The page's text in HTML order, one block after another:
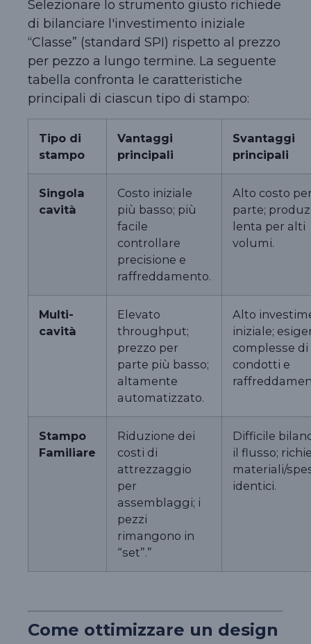
Selezionare lo strumento giusto richiede
di bilanciare l'investimento iniziale
“Classe” (standard SPI) rispetto al prezzo
per pezzo a lungo termine. La seguente
tabella confronta le caratteristiche
principali di ciascun tipo di stampo:
Tipo di
stampo
Vantaggi
principali
Svantaggi
principali
Singola
cavità
Costo iniziale
più basso; più
facile
controllare
precisione e
raffreddamento.
Alto costo
parte;
lenta per alti
volumi.
Multi-
cavità
Elevato
throughput;
prezzo per
parte più basso;
altamente
automatizzato.
Alto
iniziale;
complesse di
condotti e
Stampo
Familiare
Riduzione dei
costi di
attrezzaggio
per
assemblaggi; i
pezzi
rimangono in
“set”.”
Difficile
il flusso;
materiali/
identici.
Come ottimizzare un design